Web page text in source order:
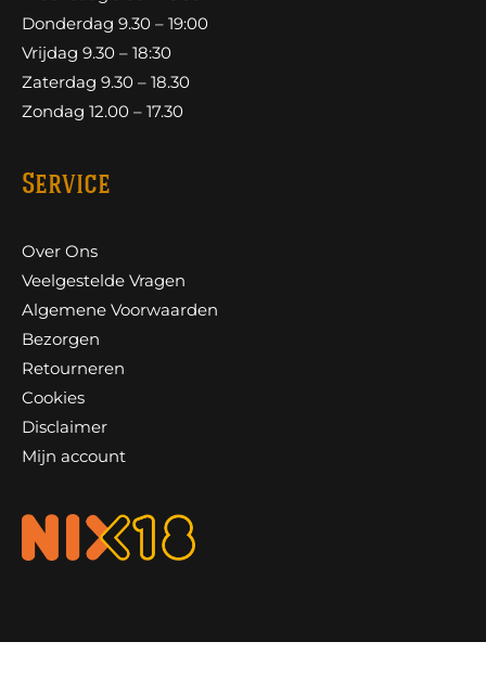
Donderdag 9.30 – 19:00
Vrijdag 9.30 – 18:30
Zaterdag 9.30 – 18.30
Zondag 12.00 – 17.30
Service
Over Ons
Veelgestelde Vragen
Algemene Voorwaarden
Bezorgen
Retourneren
Cookies
Disclaimer
Mijn account